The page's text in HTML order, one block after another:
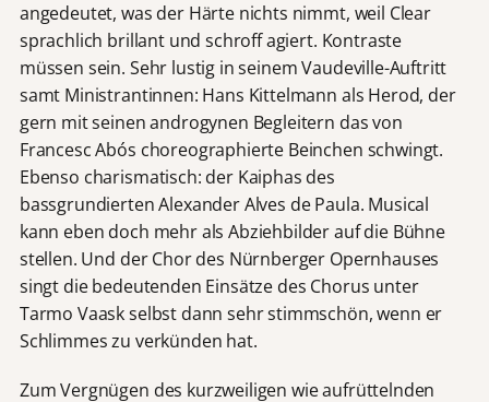
angedeutet, was der Härte nichts nimmt, weil Clear
sprachlich brillant und schroff agiert. Kontraste
müssen sein. Sehr lustig in seinem Vaudeville-Auftritt
samt Ministrantinnen: Hans Kittelmann als Herod, der
gern mit seinen androgynen Begleitern das von
Francesc Abós choreographierte Beinchen schwingt.
Ebenso charismatisch: der Kaiphas des
bassgrundierten Alexander Alves de Paula. Musical
kann eben doch mehr als Abziehbilder auf die Bühne
stellen. Und der Chor des Nürnberger Opernhauses
singt die bedeutenden Einsätze des Chorus unter
Tarmo Vaask selbst dann sehr stimmschön, wenn er
Schlimmes zu verkünden hat.
Zum Vergnügen des kurzweiligen wie aufrüttelnden